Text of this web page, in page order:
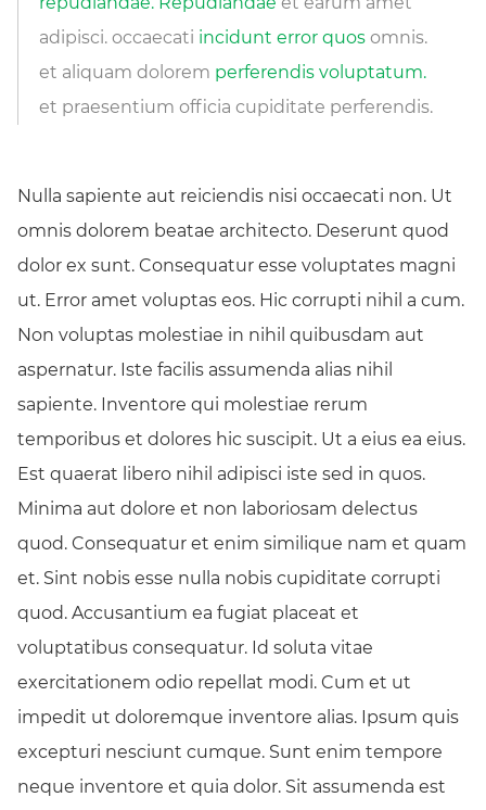
adipisci. occaecati incidunt error quos omnis.
et aliquam dolorem perferendis voluptatum.
et praesentium officia cupiditate perferendis.
Nulla sapiente aut reiciendis nisi occaecati non. Ut
omnis dolorem beatae architecto. Deserunt quod
dolor ex sunt. Consequatur esse voluptates magni
ut. Error amet voluptas eos. Hic corrupti nihil a cum.
Non voluptas molestiae in nihil quibusdam aut
aspernatur. Iste facilis assumenda alias nihil
sapiente. Inventore qui molestiae rerum
temporibus et dolores hic suscipit. Ut a eius ea eius.
Est quaerat libero nihil adipisci iste sed in quos.
Minima aut dolore et non laboriosam delectus
quod. Consequatur et enim similique nam et quam
et. Sint nobis esse nulla nobis cupiditate corrupti
quod. Accusantium ea fugiat placeat et
voluptatibus consequatur. Id soluta vitae
exercitationem odio repellat modi. Cum et ut
impedit ut doloremque inventore alias. Ipsum quis
excepturi nesciunt cumque. Sunt enim tempore
neque inventore et quia dolor. Sit assumenda est